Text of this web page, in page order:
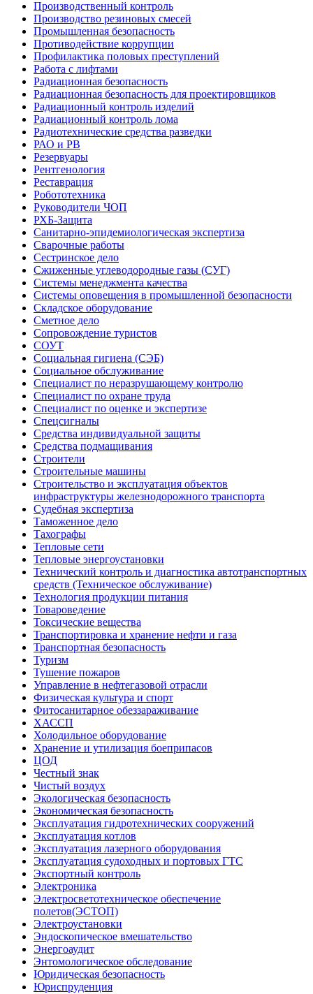
Производственный контроль
Производство резиновых смесей
Промышленная безопасность
Противодействие коррупции
Профилактика половых преступлений
Работа с лифтами
Радиационная безопасность
Радиационная безопасность для проектировщиков
Радиационный контроль изделий
Радиационный контроль лома
Радиотехнические средства разведки
РАО и РВ
Резервуары
Рентгенология
Реставрация
Робототехника
Руководители ЧОП
РХБ-Защита
Санитарно-эпидемиологическая экспертиза
Сварочные работы
Сестринское дело
Сжиженные углеводородные газы (СУГ)
Системы менеджмента качества
Системы оповещения в промышленной безопасности
Складское оборудование
Сметное дело
Сопровождение туристов
СОУТ
Социальная гигиена (СЭБ)
Социальное обслуживание
Специалист по неразрушающему контролю
Специалист по охране труда
Специалист по оценке и экспертизе
Спецсигналы
Средства индивидуальной защиты
Средства подмащивания
Строители
Строительные машины
Строительство и эксплуатация объектов
инфраструктуры железнодорожного транспорта
Судебная экспертиза
Таможенное дело
Тахографы
Тепловые сети
Тепловые энергоустановки
Технический контроль и диагностика автотранспортных
средств (Техническое обслуживание)
Технология продукции питания
Товароведение
Токсические вещества
Транспортировка и хранение нефти и газа
Транспортная безопасность
Туризм
Тушение пожаров
Управление в нефтегазовой отрасли
Физическая культура и спорт
Фитосанитарное обеззараживание
ХАССП
Холодильное оборудование
Хранение и утилизация боеприпасов
ЦОД
Честный знак
Чистый воздух
Экологическая безопасность
Экономическая безопасность
Эксплуатация гидротехнических сооружений
Эксплуатация котлов
Эксплуатация лазерного оборудования
Эксплуатация судоходных и портовых ГТС
Экспортный контроль
Электроника
Электросветотехническое обеспечение
полетов(ЭСТОП)
Электроустановки
Эндоскопическое вмешательство
Энергоаудит
Энтомологическое обследование
Юридическая безопасность
Юриспруденция